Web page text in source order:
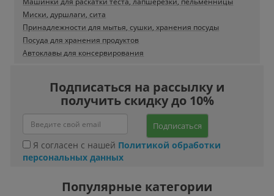
Миски, дуршлаги, сита
Принадлежности для мытья, сушки, хранения посуды
Посуда для хранения продуктов
Автоклавы для консервирования
Подписаться на рассылку и
получить скидку до 10%
Подписаться
Я согласен с нашей Политикой обработки
персональных данных
Популярные категории